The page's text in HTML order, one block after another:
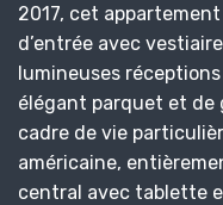
2017, cet
d’entrée avec
lumineuses réceptions
élégant parquet et de
cadre de vie
américaine,
central avec tablette